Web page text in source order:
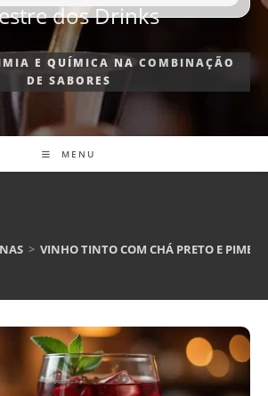
dos Drinks
E QUÍMICA NA COMBINAÇÃO
DE SABORES
MENU
> VINHO TINTO COM CHÁ PRETO E